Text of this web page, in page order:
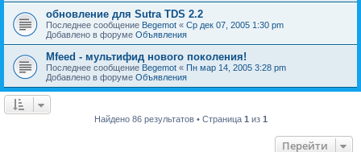
обновление для Sutra TDS 2.2
Последнее сообщение Begemot « Ср дек 07, 2005 1:30 pm
Добавлено в форуме Объявления
Mfeed - мультифид нового поколения!
Последнее сообщение Begemot « Пн мар 14, 2005 3:28 pm
Добавлено в форуме Объявления
Найдено 86 результатов • Страница 1 из 1
Перейти